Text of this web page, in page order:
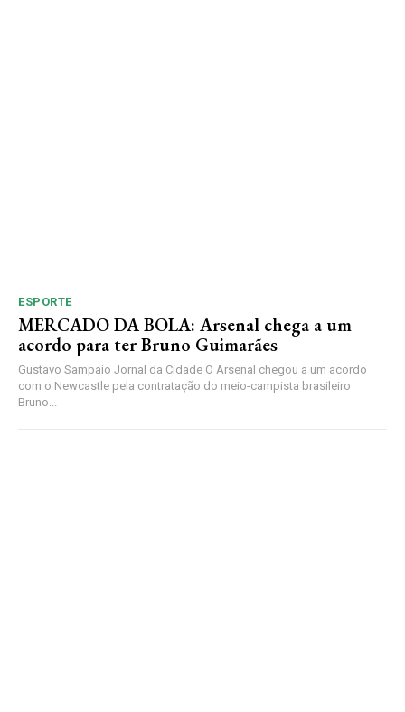
ESPORTE
MERCADO DA BOLA: Arsenal chega a um
acordo para ter Bruno Guimarães
Gustavo Sampaio Jornal da Cidade O Arsenal chegou a um acordo
com o Newcastle pela contratação do meio-campista brasileiro
Bruno...